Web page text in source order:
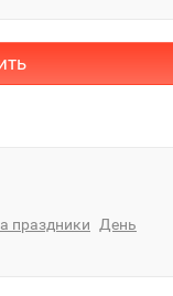
праздники
День